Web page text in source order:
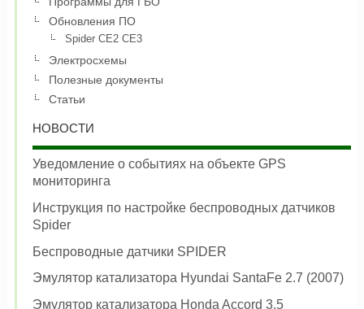
Обновления ПО
Spider CE2 CE3
Электросхемы
Полезные документы
Статьи
НОВОСТИ
Уведомление о событиях на объекте GPS
мониторинга
Инструкция по настройке беспроводных датчиков
Spider
Беспроводные датчики SPIDER
Эмулятор катализатора Hyundai SantaFe 2.7 (2007)
Эмулятор катализатора Honda Accord 3.5